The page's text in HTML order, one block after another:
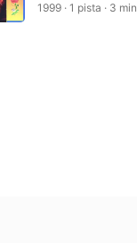
1999 · 1 pista · 3 min